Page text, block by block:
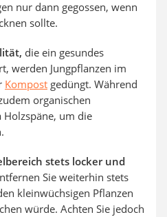
nur dann gegossen, wenn
sollte.
die ein gesundes
werden Jungpflanzen im
Kompost gedüngt. Während
organischen
Holzspäne, um die
stets locker und
Sie weiterhin stets
kleinwüchsigen Pflanzen
würde. Achten Sie jedoch